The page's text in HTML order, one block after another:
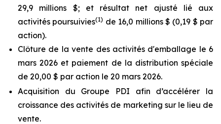
29,9 millions $; et résultat net ajusté lié aux
activités poursuivies(1) de 16,0 millions $ (0,19 $ par
action).
Clôture de la vente des activités d'emballage le 6
mars 2026 et paiement de la distribution spéciale
de 20,00 $ par action le 20 mars 2026.
Acquisition du Groupe PDI afin d’accélérer la
croissance des activités de marketing sur le lieu de
vente.